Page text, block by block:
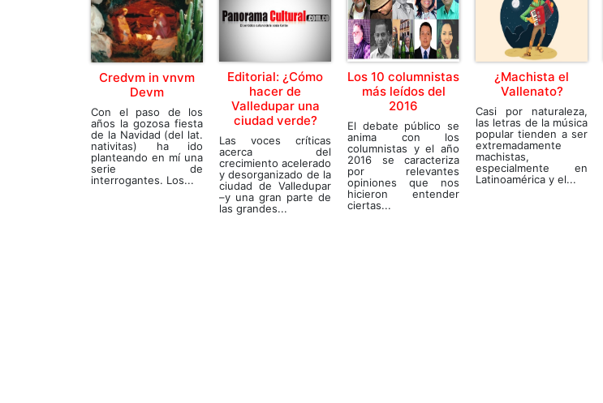
Credvm in vnvm
Devm
Con el paso de los
años la gozosa fiesta
de la Navidad (del lat.
nativitas) ha ido
planteando en mí una
serie de
interrogantes. Los...
Editorial: ¿Cómo
hacer de
Valledupar una
ciudad verde?
Las voces críticas
acerca del
crecimiento acelerado
y desorganizado de la
ciudad de Valledupar
–y una gran parte de
las grandes...
Los 10 columnistas
más leídos del
2016
El debate público se
anima con los
columnistas y el año
2016 se caracteriza
por relevantes
opiniones que nos
hicieron entender
ciertas...
¿Machista el
Vallenato?
Casi por naturaleza,
las letras de la música
popular tienden a ser
extremadamente
machistas,
especialmente en
Latinoamérica y el...